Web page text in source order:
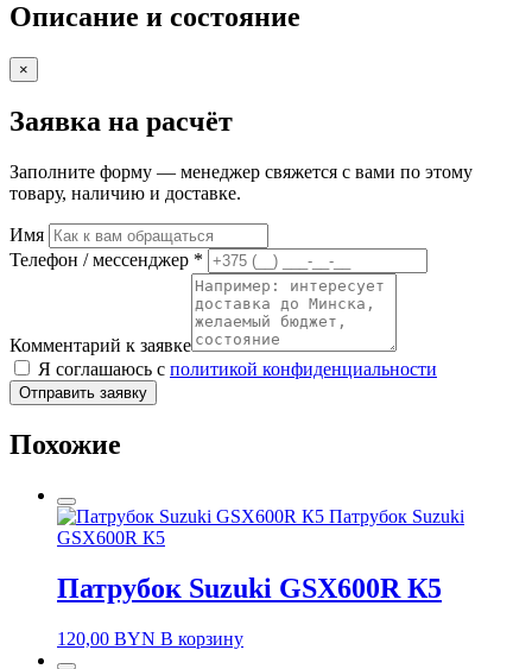
Описание и состояние
×
Заявка на расчёт
Заполните форму — менеджер свяжется с вами по этому
товару, наличию и доставке.
Имя
Телефон / мессенджер *
Комментарий к заявке
Я соглашаюсь с политикой конфиденциальности
Отправить заявку
Похожие
Патрубок Suzuki
GSX600R К5
Патрубок Suzuki GSX600R К5
120,00 BYN В корзину